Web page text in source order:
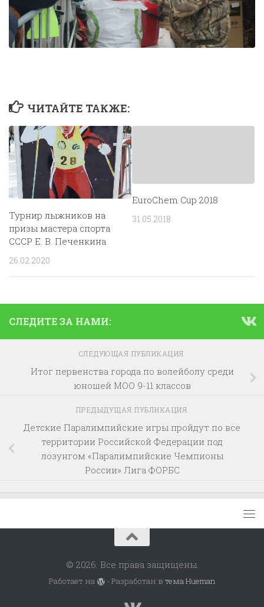
ЧИТАЙТЕ ТАКЖЕ:
Турнир лыжников на
призы мастера спорта
СССР Е. В. Печенкина
26.02.2020
EuroChem Cup 2018
31.05.2018
СЛЕДИТЕ ЗА НАМИ:
СЛЕДУЮЩАЯ ПУБЛИКАЦИЯ
Итог первенства города по волейболу среди
юношей МОО 9-11 классов
ПРЕДЫДУЩАЯ ПУБЛИКАЦИЯ
Детские Паралимпийские игры пройдут по все
территории Российской Федерации под
лозунгом «Паралимпийские Чемпионы
России» Лига ФОРБС
© 2026. Все права защищены.
Работает на - Разработан в тема Hueman